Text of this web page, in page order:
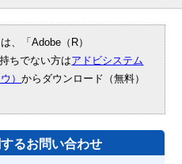
、「Adobe（R）
ちでない方はアドビシステム
）からダウンロード（無料）
るお問い合わせ